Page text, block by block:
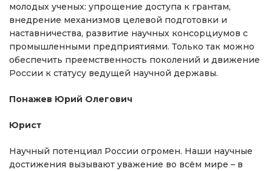
молодых ученых: упрощение доступа к грантам,
внедрение механизмов целевой подготовки и
наставничества, развитие научных консорциумов с
промышленными предприятиями. Только так можно
обеспечить преемственность поколений и движение
России к статусу ведущей научной державы.
Понажев Юрий Олегович
Юрист
Научный потенциал России огромен. Наши научные
достижения вызывают уважение во всём мире – в